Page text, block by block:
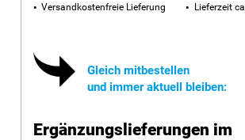
Versandkostenfreie Lieferung Lieferzeit
Gleich mitbestellen
und immer aktuell bleiben:
Ergänzungslieferungen im